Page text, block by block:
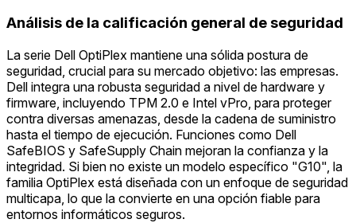
Análisis de la calificación general de seguridad
La serie Dell OptiPlex mantiene una sólida postura de
seguridad, crucial para su mercado objetivo: las empresas.
Dell integra una robusta seguridad a nivel de hardware y
firmware, incluyendo TPM 2.0 e Intel vPro, para proteger
contra diversas amenazas, desde la cadena de suministro
hasta el tiempo de ejecución. Funciones como Dell
SafeBIOS y SafeSupply Chain mejoran la confianza y la
integridad. Si bien no existe un modelo específico "G10", la
familia OptiPlex está diseñada con un enfoque de seguridad
multicapa, lo que la convierte en una opción fiable para
entornos informáticos seguros.